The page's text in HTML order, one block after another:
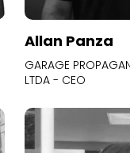
Allan Panza
GARAGE
LTDA - CEO